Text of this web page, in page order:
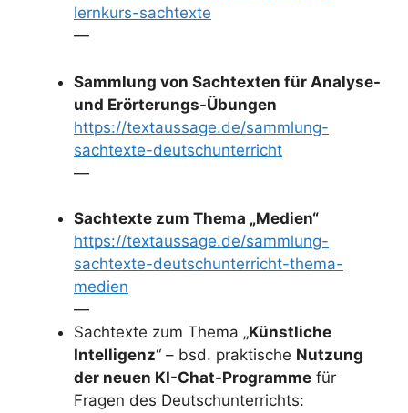
lernkurs-sachtexte
—
Sammlung von Sachtexten für Analyse-
und Erörterungs-Übungen
https://textaussage.de/sammlung-
sachtexte-deutschunterricht
—
Sachtexte zum Thema „Medien“
https://textaussage.de/sammlung-
sachtexte-deutschunterricht-thema-
medien
—
Sachtexte zum Thema „Künstliche
Intelligenz“ – bsd. praktische Nutzung
der neuen KI-Chat-Programme für
Fragen des Deutschunterrichts: